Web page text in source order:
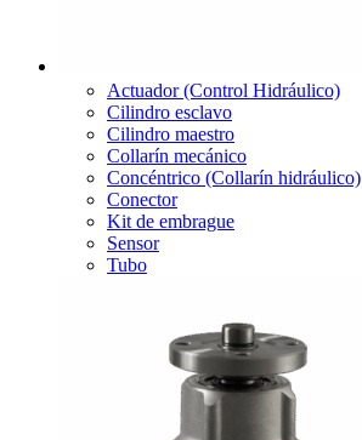
Actuador (Control Hidráulico)
Cilindro esclavo
Cilindro maestro
Collarín mecánico
Concéntrico (Collarín hidráulico)
Conector
Kit de embrague
Sensor
Tubo